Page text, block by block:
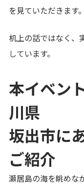
を見ていただきます。
机上の話ではなく、
しています。
本イベン
川県
坂出市に
ご紹介
瀬居島の海を眺めな